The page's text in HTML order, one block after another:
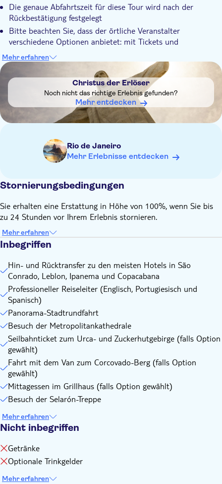
Die genaue Abfahrtszeit für diese Tour wird nach der
Rückbestätigung festgelegt
Bitte beachten Sie, dass der örtliche Veranstalter
verschiedene Optionen anbietet: mit Tickets und
Mittagessen sowie ohne Tickets und Mittagessen. Wenn Sie
die Option ohne Tickets wählen, bringen Sie den Betrag
bitte in bar mit, damit er direkt an den Reiseleiter gezahlt
werden kann und Ihr Gutschein gültig ist. Andernfalls
müssen Sie sich möglicherweise in die Warteschlange für den
Ticketkauf einreihen.
Leichte Kleidung, Sonnenschutz und Sonnenbrille werden
Mehr erfahren
Christus der Erlöser
Noch nicht das richtige Erlebnis gefunden?
Mehr entdecken
Rio de Janeiro
Mehr Erlebnisse entdecken
Stornierungsbedingungen
Sie erhalten eine Erstattung in Höhe von 100%, wenn Sie bis
zu 24 Stunden vor Ihrem Erlebnis stornieren.
Mehr erfahren
Inbegriffen
Hin- und Rücktransfer zu den meisten Hotels in São
Conrado, Leblon, Ipanema und Copacabana
Professioneller Reiseleiter (Englisch, Portugiesisch und
Spanisch)
Panorama-Stadtrundfahrt
Besuch der Metropolitankathedrale
Seilbahnticket zum Urca- und Zuckerhutgebirge (falls Option
gewählt)
Fahrt mit dem Van zum Corcovado-Berg (falls Option
gewählt)
Mittagessen im Grillhaus (falls Option gewählt)
Besuch der Selarón-Treppe
Mehr erfahren
Nicht inbegriffen
Getränke
Optionale Trinkgelder
Mehr erfahren